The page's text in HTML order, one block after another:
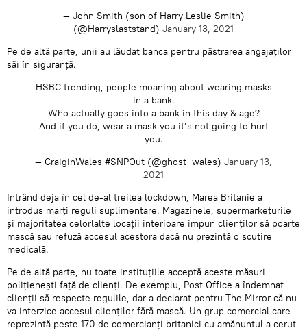
— John Smith (son of Harry Leslie Smith)
(@Harryslaststand) January 13, 2021
​Pe de altă parte, unii au lăudat banca pentru păstrarea angajaților
săi în siguranță.
HSBC trending, people moaning about wearing masks
in a bank.
Who actually goes into a bank in this day & age?
And if you do, wear a mask you it’s not going to hurt
you.
— CraiginWales #SNPOut (@ghost_wales) January 13,
2021
​Intrând deja în cel de-al treilea lockdown, Marea Britanie a
introdus marți reguli suplimentare. Magazinele, supermarketurile
și majoritatea celorlalte locații interioare impun clienților să poarte
mască sau refuză accesul acestora dacă nu prezintă o scutire
medicală.
Pe de altă parte, nu toate instituțiile acceptă aceste măsuri
poliţieneşti faţă de clienţi. De exemplu, Post Office a îndemnat
clienții să respecte regulile, dar a declarat pentru The Mirror că nu
va interzice accesul clienților fără mască. Un grup comercial care
reprezintă peste 170 de comercianți britanici cu amănuntul a cerut